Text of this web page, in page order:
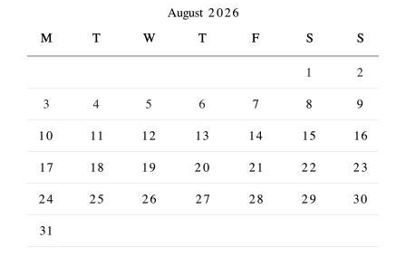
August 2026
M
T W T F S
S
1
2
3
4 5 6 7 8
9
10
11 12 13 14 15
16
17
18 19 20 21 22
23
24
25 26 27 28 29
30
31